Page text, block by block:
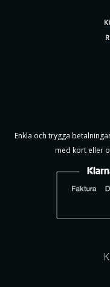
Enkla och trygga
med kort eller